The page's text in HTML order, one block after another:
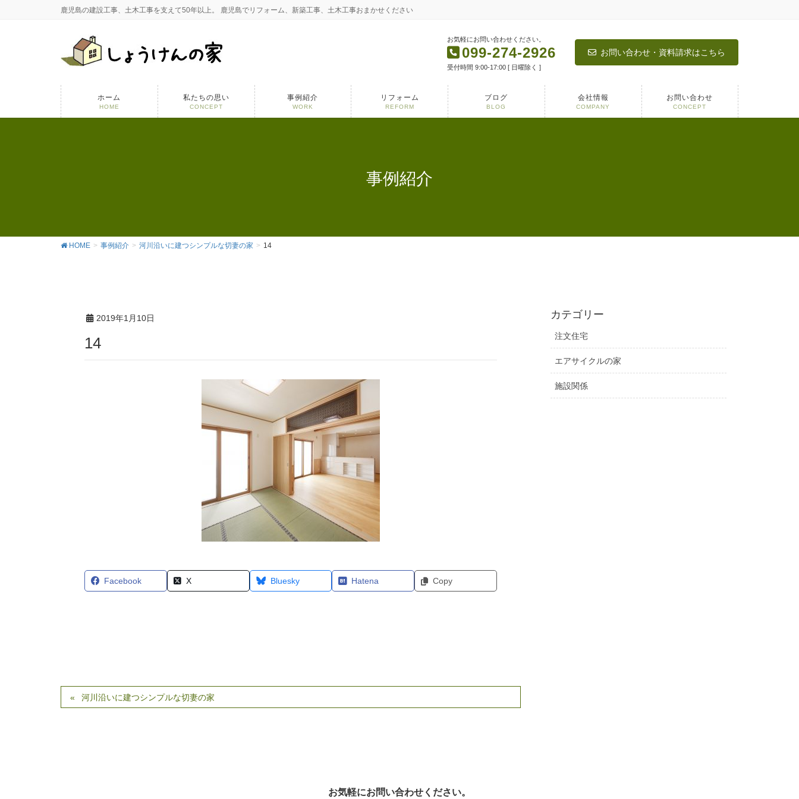
鹿児島の建設工事、土木工事を支えて50年以上。 鹿児島でリフォーム、新築工事、土木工事おまかせください
お気軽にお問い合わせください。
099-274-2926
受付時間 9:00-17:00 [ 日曜除く ]
お問い合わせ・資料請求はこちら
ホーム
HOME
私たちの思い
CONCEPT
事例紹介
WORK
リフォーム
REFORM
ブログ
BLOG
会社情報
COMPANY
お問い合わせ
CONCEPT
事例紹介
HOME 事例紹介 河川沿いに建つシンプルな切妻の家 14
2019年1月10日
14
Facebook X Bluesky Hatena Copy
河川沿いに建つシンプルな切妻の家
カテゴリー
注文住宅
エアサイクルの家
施設関係
お気軽にお問い合わせください。